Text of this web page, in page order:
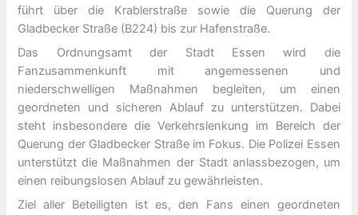
führt über die Krablerstraße sowie die Querung der
Gladbecker Straße (B224) bis zur Hafenstraße.
Das Ordnungsamt der Stadt Essen wird die
Fanzusammenkunft mit angemessenen und
niederschwelligen Maßnahmen begleiten, um einen
geordneten und sicheren Ablauf zu unterstützen. Dabei
steht insbesondere die Verkehrslenkung im Bereich der
Querung der Gladbecker Straße im Fokus. Die Polizei Essen
unterstützt die Maßnahmen der Stadt anlassbezogen, um
einen reibungslosen Ablauf zu gewährleisten.
Ziel aller Beteiligten ist es, den Fans einen geordneten